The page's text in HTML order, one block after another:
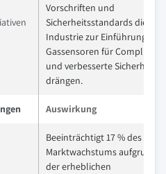
Vorschriften und
Sicherheitsstandards die
Industrie zur Einführung von
Gassensoren für Compliance
und verbesserte Sicherheit
drängen.
Auswirkung
Beeinträchtigt 17 % des
Marktwachstums aufgrund
der erheblichen